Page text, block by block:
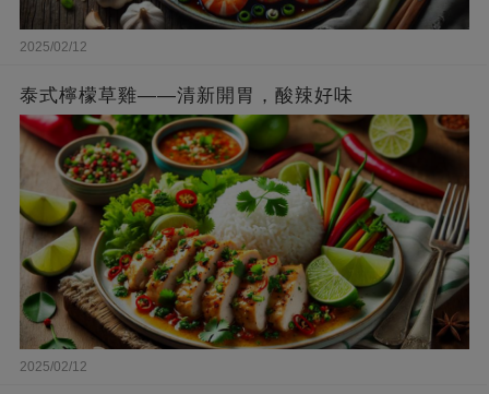
2025/02/12
泰式檸檬草雞——清新開胃，酸辣好味
2025/02/12